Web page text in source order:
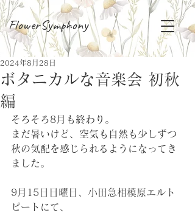
FlowerSymphony
ボタニカルな音楽会 初秋
編
2024年8月28日
そろそろ8月も終わり。
まだ暑いけど、空気も自然も少しずつ
秋の気配を感じられるようになってき
ました。
9月15日日曜日、小田急相模原エルト
ピートにて、